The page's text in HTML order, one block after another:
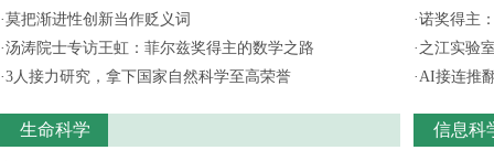
·莫把渐进性创新当作贬义词
·汤涛院士专访王虹：菲尔兹奖得主的数学之路
·3人接力研究，拿下国家自然科学至高荣誉
生命科学
·诺奖得主
· 之江实验
·AI接连推
信息科